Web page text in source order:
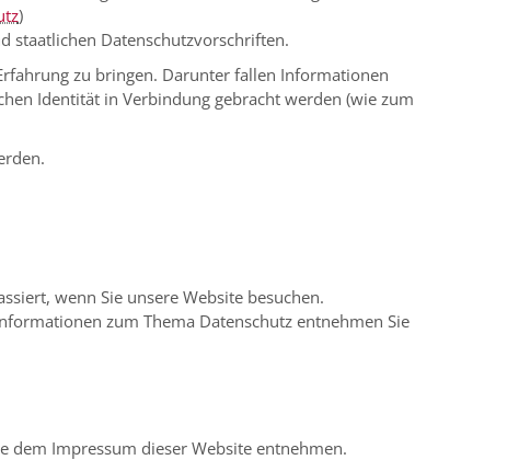
)
staatlichen Datenschutzvorschriften.
zu bringen. Darunter fallen Informationen
Identität in Verbindung gebracht werden (wie zum
wenn Sie unsere Website besuchen.
zum Thema Datenschutz entnehmen Sie
dem Impressum dieser Website entnehmen.